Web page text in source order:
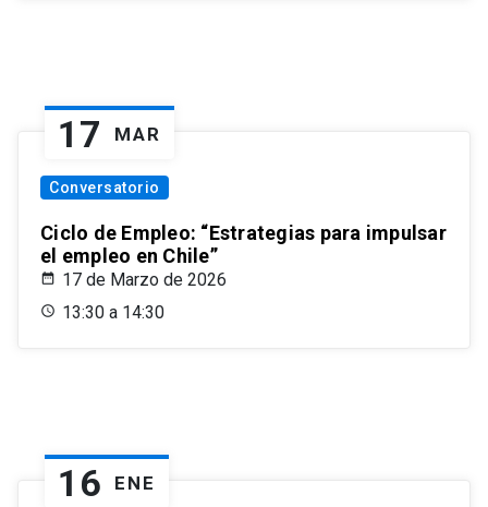
17 MAR
Conversatorio
Ciclo de Empleo: “Estrategias para impulsar
el empleo en Chile”
17 de Marzo de 2026
13:30 a 14:30
16 ENE